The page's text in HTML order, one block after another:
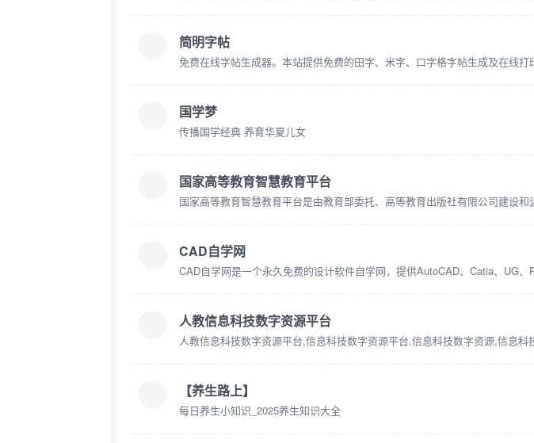
简明字帖
国学梦
传播国学经典 养育华夏儿女
国家高等教育智慧教育平台
CAD自学网
人教信息科技数字资源平台
【养生路上】
每日养生小知识_2025养生知识大全